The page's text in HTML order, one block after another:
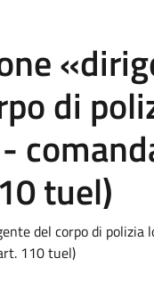
di
tuel)
del corpo di polizia
110 tuel)